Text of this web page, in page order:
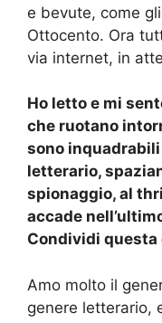
e bevute, come
Ottocento. Ora
via internet, in
Ho letto e mi
che ruotano
sono
letterario,
spionaggio, al
accade
Condividi questa
Amo molto il
genere letterario,